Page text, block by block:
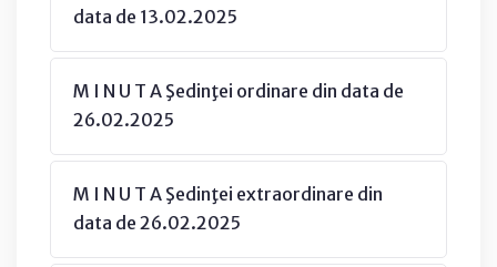
data de 13.02.2025
M I N U T A Şedinţei ordinare din data de
26.02.2025
M I N U T A Şedinţei extraordinare din
data de 26.02.2025